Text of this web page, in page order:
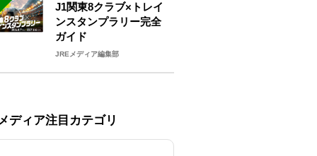
J1関東8クラブ×トレイ
ンスタンプラリー完全
ガイド
JREメディア編集部
ディア注目カテゴリ